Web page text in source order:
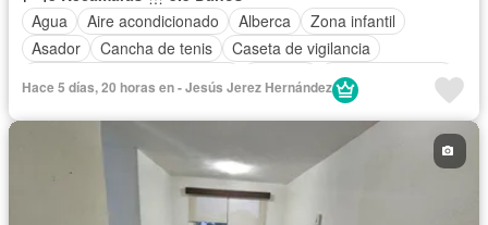
Agua
Aire acondicionado Alberca
Zona infantil
Asador
Cancha de tenis
Caseta de vigilancia
Cocina equipada
Cuarto de servicio
Internet
Jardín Despacho
Recámara con closet
Seguridad
Televisión por cable
Zonas verdes
Permite niños
Hace 5 días, 20 horas en - Jesús Jerez Hernández